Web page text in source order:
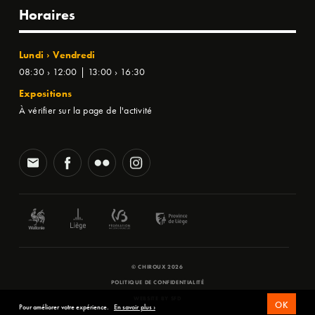
Horaires
Lundi › Vendredi
08:30 › 12:00 | 13:00 › 16:30
Expositions
À vérifier sur la page de l'activité
© CHIROUX 2026
POLITIQUE DE CONFIDENTIALITÉ
Pour améliorer votre expérience. En savoir plus › OK